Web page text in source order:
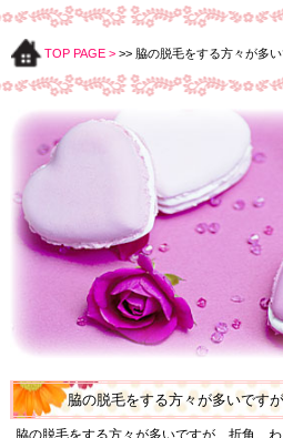
TOP PAGE > >> 脇の脱毛をする方々が多
脇の脱毛をする方々が多いです
脇の脱毛をする方々が多いですが、折角、